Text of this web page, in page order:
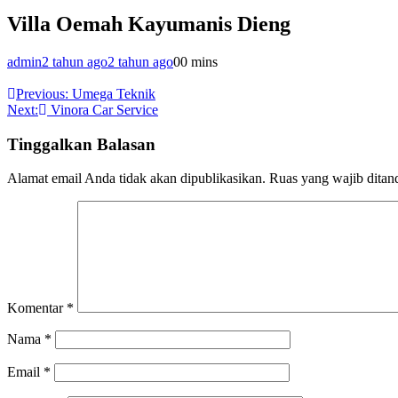
Villa Oemah Kayumanis Dieng
admin2 tahun ago2 tahun ago00 mins
Navigasi
pos
Previous: Umega Teknik
Next:
Vinora Car Service
Tinggalkan Balasan
Alamat email Anda tidak akan dipublikasikan. Ruas yang wajib
Komentar *
Nama *
Email *